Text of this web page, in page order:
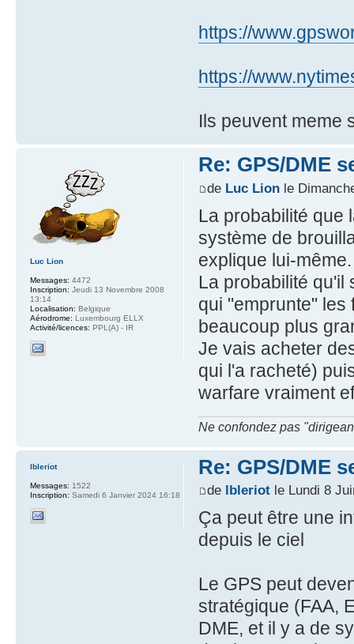
https://
https://
Ils peuvent meme
Re: GPS/DME
de Luc Lionle
La probabilité que
système de
explique lui-même.
La probabilité qu'il
qui "emprunte" les
beaucoup plus
Je vais acheter
qui l'a racheté)
warfare vraiment
Ne confondez pas
Luc Lion
Messages: 4472
Inscription: Jeudi 13 Novembre 2008
13:14
Localisation: Belgique
Aérodrome: Luxembourg ELLX
Activité/licences: PPL(A) - IR
Re: GPS/DME
de lbleriotle Lundi 8
Ça peut être une
depuis le ciel
Le GPS peut
stratégique (FAA,
DME, et il y a de
lbleriot
Messages: 1522
Inscription: Samedi 6 Janvier 2024 16:18